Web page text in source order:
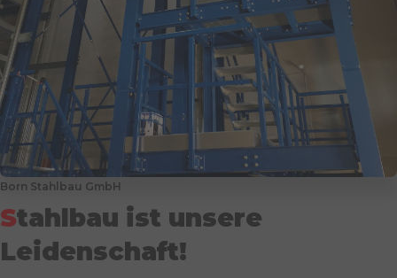
Born Stahlbau GmbH
Stahlbau ist unsere
Leidenschaft!